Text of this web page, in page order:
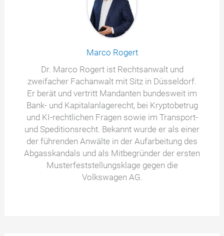
Marco Rogert
Dr. Marco Rogert ist Rechtsanwalt und
zweifacher Fachanwalt mit Sitz in Düsseldorf.
Er berät und vertritt Mandanten bundesweit im
Bank- und Kapitalanlagerecht, bei Kryptobetrug
und KI-rechtlichen Fragen sowie im Transport-
und Speditionsrecht. Bekannt wurde er als einer
der führenden Anwälte in der Aufarbeitung des
Abgasskandals und als Mitbegründer der ersten
Musterfeststellungsklage gegen die
Volkswagen AG.